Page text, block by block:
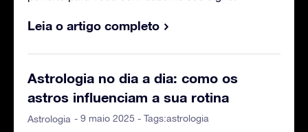
Leia o artigo completo
Astrologia no dia a dia: como os
astros influenciam a sua rotina
Astrologia - 9 maio 2025 - Tags:astrologia